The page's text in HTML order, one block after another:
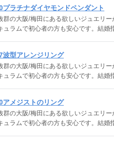
プラチナダイヤモンドペンダント
群の大阪/梅田にある欲しいジュエリ
ュラムで初心者の方も安心です。結婚
波型アレンジリング
群の大阪/梅田にある欲しいジュエリ
ュラムで初心者の方も安心です。結婚
アメジストのリング
群の大阪/梅田にある欲しいジュエリ
ュラムで初心者の方も安心です。結婚